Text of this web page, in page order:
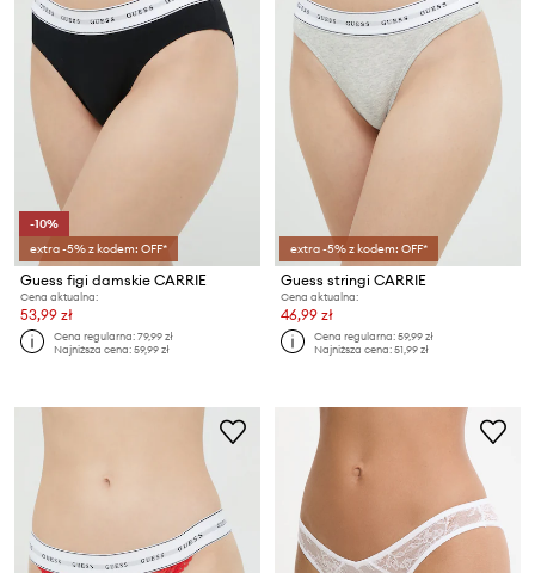
-10%
extra -5% z kodem: OFF*
Guess figi damskie CARRIE
Cena aktualna:
53,99 zł
Cena regularna:79,99 zł
Najniższa cena:59,99 zł
extra -5% z kodem: OFF*
Guess stringi CARRIE
Cena aktualna:
46,99 zł
Cena regularna:59,99 zł
Najniższa cena:51,99 zł